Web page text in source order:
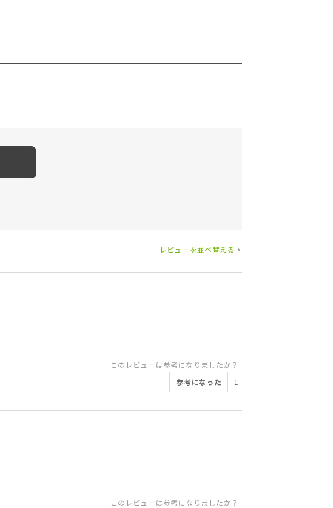
レビューを並べ替える >
このレビューは参考になりましたか？
参考になった
1
このレビューは参考になりましたか？